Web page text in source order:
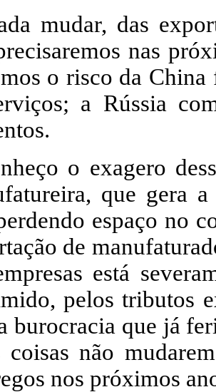
mudar, das
nas
o risco da
a Rússia
o exagero
que gera
espaço no
de
está
pelos tributos
burocracia que já
coisas não
nos próximos